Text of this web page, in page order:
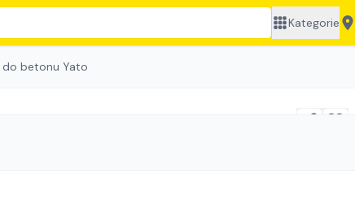
Kategorie
betonu Yato